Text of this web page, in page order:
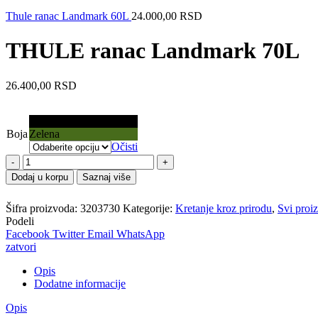
Thule ranac Landmark 60L 24.000,00 RSD
THULE ranac Landmark 70L
26.400,00 RSD
Boja Zelena
Očisti
Količina
Dodaj u korpu Saznaj više
Šifra proizvoda: 3203730 Kategorije: Kretanje kroz prirodu, Svi
Podeli
Facebook Twitter Email WhatsApp
zatvori
Opis
Dodatne informacije
Opis